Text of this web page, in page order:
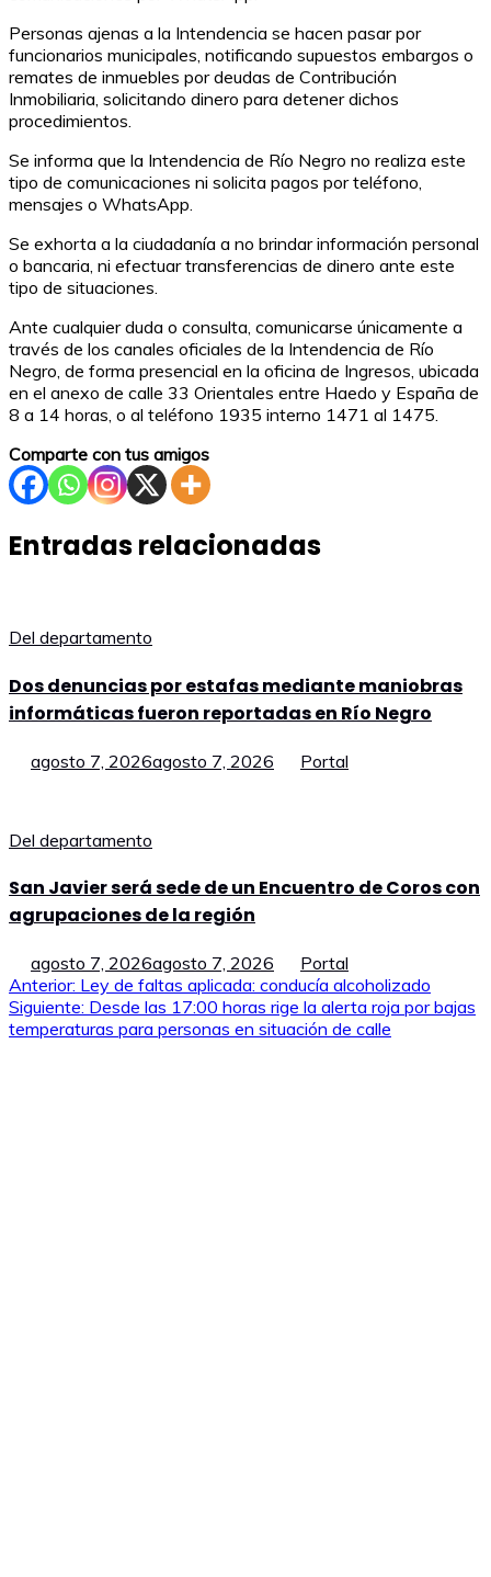
Personas ajenas a la Intendencia se hacen pasar por
funcionarios municipales, notificando supuestos embargos o
remates de inmuebles por deudas de Contribución
Inmobiliaria, solicitando dinero para detener dichos
procedimientos.
Se informa que la Intendencia de Río Negro no realiza este
tipo de comunicaciones ni solicita pagos por teléfono,
mensajes o WhatsApp.
Se exhorta a la ciudadanía a no brindar información personal
o bancaria, ni efectuar transferencias de dinero ante este
tipo de situaciones.
Ante cualquier duda o consulta, comunicarse únicamente a
través de los canales oficiales de la Intendencia de Río
Negro, de forma presencial en la oficina de Ingresos, ubicada
en el anexo de calle 33 Orientales entre Haedo y España de
8 a 14 horas, o al teléfono 1935 interno 1471 al 1475.
Comparte con tus amigos
Entradas relacionadas
Del departamento
Dos denuncias por estafas mediante maniobras
informáticas fueron reportadas en Río Negro
agosto 7, 2026agosto 7, 2026 Portal
Del departamento
San Javier será sede de un Encuentro de Coros con
agrupaciones de la región
agosto 7, 2026agosto 7, 2026 Portal
Navegación
de
Anterior: Ley de faltas aplicada: conducía alcoholizado
Siguiente: Desde las 17:00 horas rige la alerta roja por bajas
temperaturas para personas en situación de calle